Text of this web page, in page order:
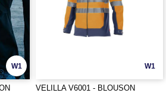
W1 W1
VELILLA V6001 - BLOUSON